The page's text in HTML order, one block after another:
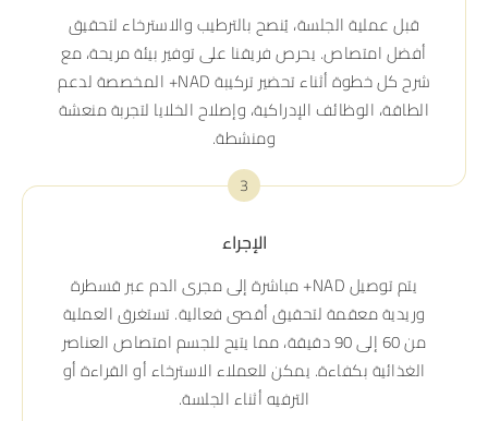
قبل عملية الجلسة، يُنصح بالترطيب والاسترخاء لتحقيق
أفضل امتصاص. يحرص فريقنا على توفير بيئة مريحة، مع
شرح كل خطوة أثناء تحضير تركيبة NAD+ المخصصة لدعم
الطاقة، الوظائف الإدراكية، وإصلاح الخلايا لتجربة منعشة
ومنشطة.
3
الإجراء
يتم توصيل NAD+ مباشرة إلى مجرى الدم عبر قسطرة
وريدية معقمة لتحقيق أقصى فعالية. تستغرق العملية
من 60 إلى 90 دقيقة، مما يتيح للجسم امتصاص العناصر
الغذائية بكفاءة. يمكن للعملاء الاسترخاء أو القراءة أو
الترفيه أثناء الجلسة.